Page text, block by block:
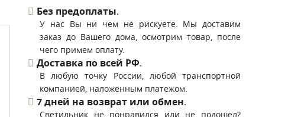
Без предоплаты.
У нас Вы ни чем не рискуете. Мы доставим
заказ до Вашего дома, осмотрим товар, после
чего примем оплату.
Доставка по всей РФ.
В любую точку России, любой транспортной
компанией, наложенным платежом.
7 дней на возврат или обмен.
Светильник не понравился или не подошел?